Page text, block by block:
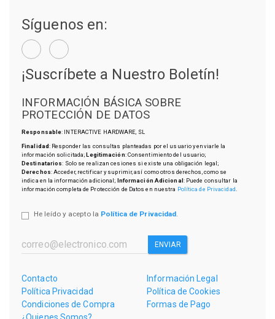
Síguenos en:
¡Suscríbete a Nuestro Boletín!
INFORMACIÓN BÁSICA SOBRE
PROTECCIÓN DE DATOS
Responsable: INTERACTIVE HARDWARE, SL
Finalidad: Responder las consultas planteadas por el usuario y enviarle la
información solicitada; Legitimación: Consentimiento del usuario;
Destinatarios: Solo se realizan cesiones si existe una obligación legal;
Derechos: Acceder, rectificar y suprimir, así como otros derechos, como se
indica en la información adicional; Información Adicional : Puede consultar la
información completa de Protección de Datos en nuestra Política de Privacidad.
He leído y acepto la Política de Privacidad
ENVIAR
Contacto
Información Legal
Política Privacidad
Política de Cookies
Condiciones de Compra
Formas de Pago
¿Quienes Somos?